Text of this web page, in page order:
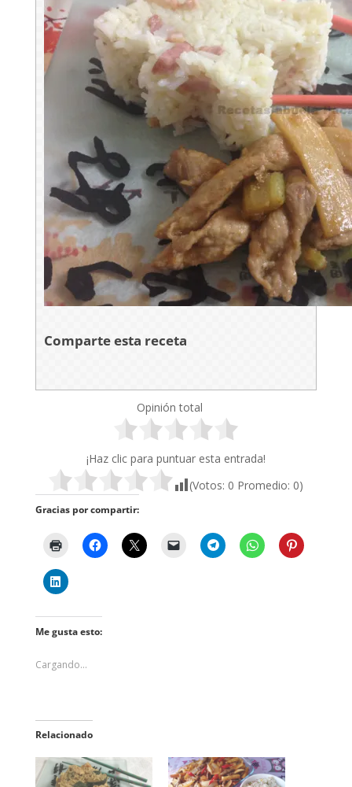
Comparte esta receta
Opinión total
¡Haz clic para puntuar esta entrada!
(Votos: 0 Promedio: 0)
Gracias por compartir:
Me gusta esto:
Cargando...
Relacionado